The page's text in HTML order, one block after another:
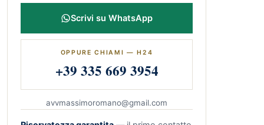
Scrivi su WhatsApp
OPPURE CHIAMI — H24
+39 335 669 3954
avvmassimoromano@gmail.com